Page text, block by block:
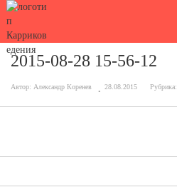
2015-08-28 15-56-12
Автор: Александр Коренев 28.08.2015 Рубрика: